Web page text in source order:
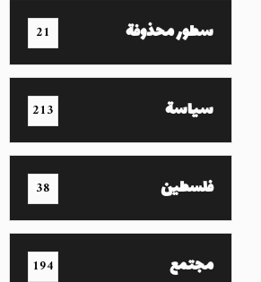
سطور محذوفة 21
سياسة 213
فلسطين 38
مجتمع 194